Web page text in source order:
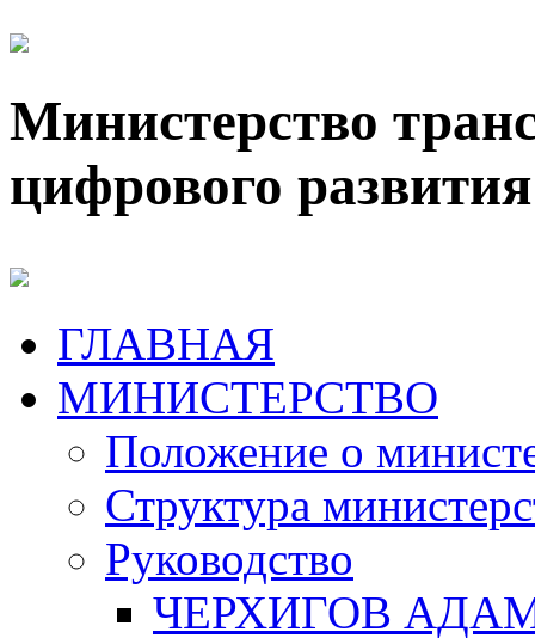
Министерство
цифрового
ГЛАВНАЯ
МИНИСТЕРСТВО
Положение о
Структура
Руководство
ЧЕРХИГОВ